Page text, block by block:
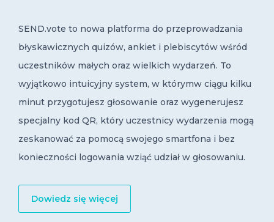
SEND.vote to nowa platforma do przeprowadzania
błyskawicznych quizów, ankiet i plebiscytów wśród
uczestników małych oraz wielkich wydarzeń. To
wyjątkowo intuicyjny system, w którymw ciągu kilku
minut przygotujesz głosowanie oraz wygenerujesz
specjalny kod QR, który uczestnicy wydarzenia mogą
zeskanować za pomocą swojego smartfona i bez
konieczności logowania wziąć udział w głosowaniu.
Dowiedz się więcej